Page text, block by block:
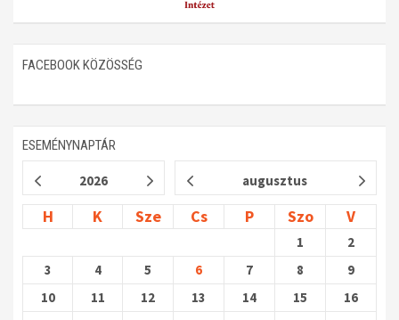
FACEBOOK KÖZÖSSÉG
ESEMÉNYNAPTÁR
2026 augusztus
H K Sze Cs P Szo V
1
2
3
4 5 6 7 8
9
10
11 12 13 14 15
16